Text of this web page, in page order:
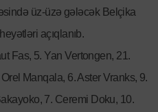
üz-üzə gələcək Belçika
açıqlanıb.
Fas, 5. Yan Vertongen, 21.
Manqala, 6. Aster Vranks, 9.
7. Ceremi Doku, 10.